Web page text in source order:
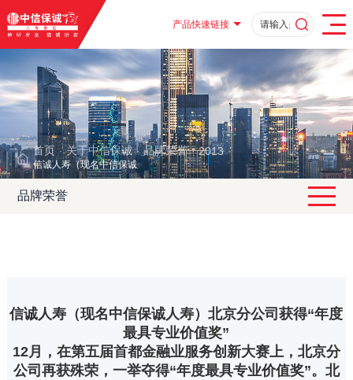
产品快速链接
首页 · 关于中信保诚 · 品牌荣誉 · 2013 ·
信诚人寿（现名中信保诚人寿）北京分公司获得“年度最具专业价值奖”
品牌荣誉
信诚人寿（现名中信保诚人寿）北京分公司获得“年度
最具专业价值奖”
12月，在第五届首都金融业服务创新大赛上，北京分
公司再获殊荣，一举夺得“年度最具专业价值奖”。北